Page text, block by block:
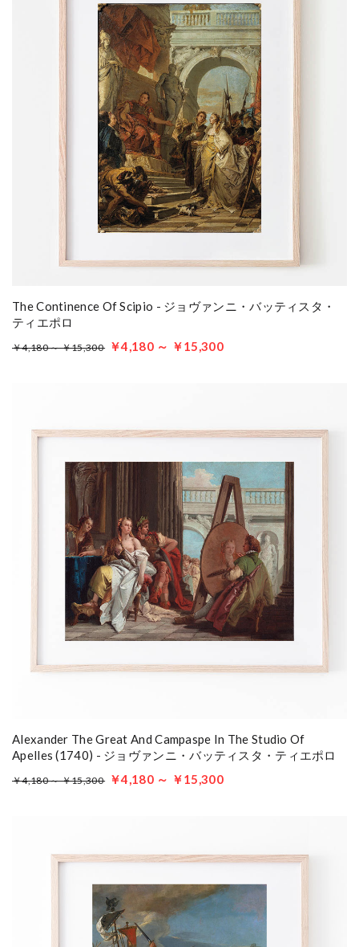
The Continence Of Scipio - ジョヴァンニ・バッティスタ・
ティエポロ
￥4,180 ～ ￥15,300 ￥4,180 ～ ￥15,300
Alexander The Great And Campaspe In The Studio Of
Apelles (1740) - ジョヴァンニ・バッティスタ・ティエポロ
￥4,180 ～ ￥15,300 ￥4,180 ～ ￥15,300